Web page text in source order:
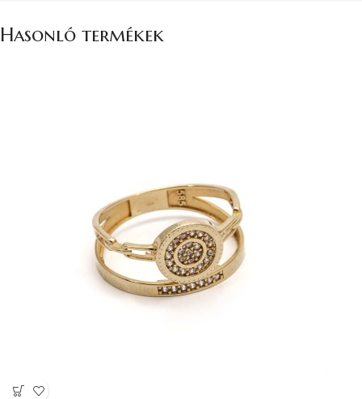
Hasonló termékek